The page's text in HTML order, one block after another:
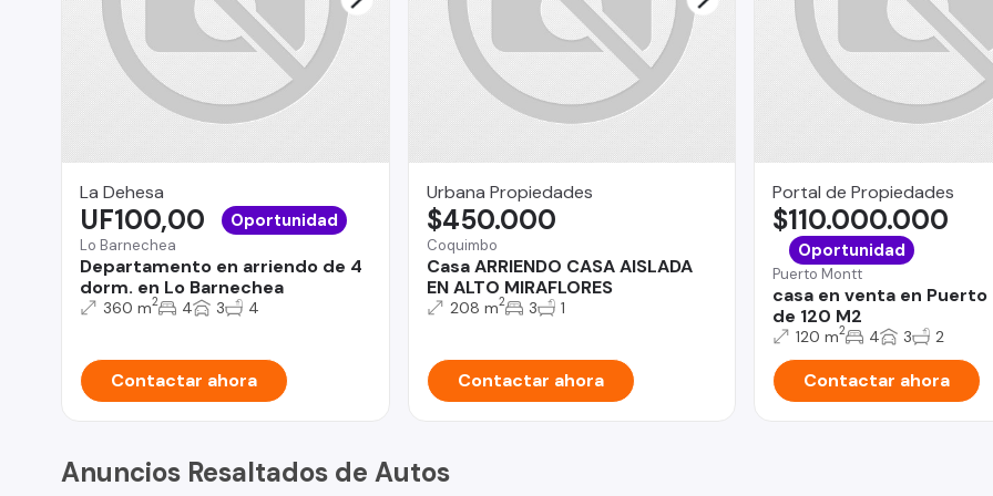
La Dehesa
Lo Barnechea
Departamento en arriendo de 4
dorm. en Lo Barnechea
UF100,00 Oportunidad
360 m2 4 3 4
Contactar ahora
Urbana Propiedades
Coquimbo
Casa ARRIENDO CASA AISLADA
EN ALTO MIRAFLORES
$450.000
208 m2 3 1
Contactar ahora
Portal de Propiedades
Puerto Montt
casa en venta en
de 120 M2
$110.000.000
Oportunidad
120 m2 4 3 2
Contactar ahora
Anuncios Resaltados de Autos